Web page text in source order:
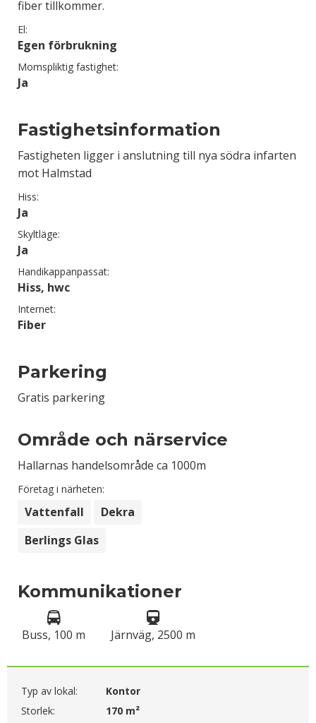
fiber tillkommer.
El:
Egen förbrukning
Momspliktig fastighet:
Ja
Fastighetsinformation
Fastigheten ligger i anslutning till nya södra infarten
mot Halmstad
Hiss:
Ja
Skyltläge:
Ja
Handikappanpassat:
Hiss, hwc
Internet:
Fiber
Parkering
Gratis parkering
Område och närservice
Hallarnas handelsområde ca 1000m
Företag i närheten:
Vattenfall
Dekra
Berlings Glas
Kommunikationer
Buss, 100 m Järnväg, 2500 m
Typ av lokal:
Kontor
Storlek:
170 m²